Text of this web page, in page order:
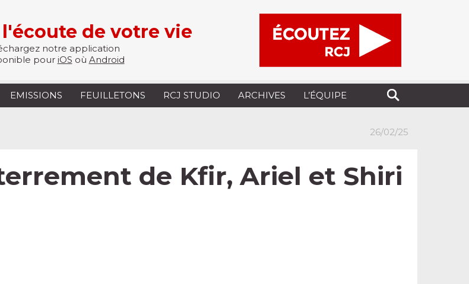
de votre vie
notre application
pour iOS où Android
EMISSIONS FEUILLETONS RCJ STUDIO ARCHIVES L’ÉQUIPE
26/02/25
de Kfir, Ariel et Shiri